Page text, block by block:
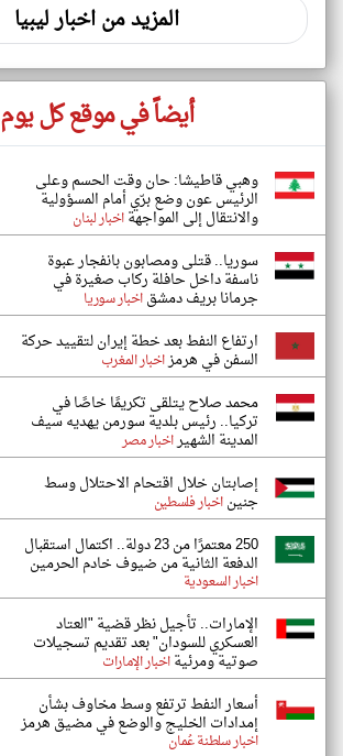
المزيد من اخبار ليبيا
أيضاً في موقع كل يوم
وهبي قاطيشا: حان وقت الحسم وعلى
الرئيس عون وضع برّي أمام المسؤولية
والانتقال إلى المواجهةاخبار لبنان
سوريا.. قتلى ومصابون بانفجار عبوة
ناسفة داخل حافلة ركاب صغيرة في
جرمانا بريف دمشقاخبار سوريا
ارتفاع النفط بعد خطة إيران لتقييد حركة
السفن في هرمزاخبار المغرب
محمد صلاح يتلقى تكريمًا خاصًا في
تركيا.. رئيس بلدية سورمن يهديه سيف
المدينة الشهيراخبار مصر
إصابتان خلال اقتحام الاحتلال وسط
جنيناخبار فلسطين
250 معتمرًا من 23 دولة.. اكتمال استقبال
الدفعة الثانية من ضيوف خادم الحرمين
اخبار السعودية
الإمارات.. تأجيل نظر قضية "العتاد
العسكري للسودان" بعد تقديم تسجيلات
صوتية ومرئيةاخبار الإمارات
أسعار النفط ترتفع وسط مخاوف بشأن
إمدادات الخليج والوضع في مضيق هرمز
اخبار سلطنة عُمان